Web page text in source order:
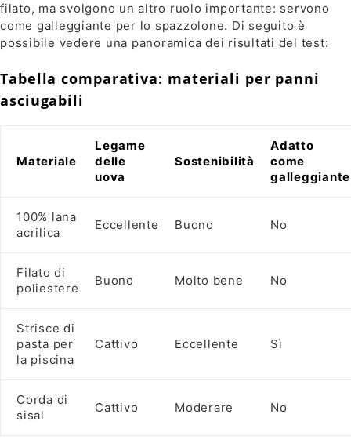
filato, ma svolgono un altro ruolo importante: servono
come galleggiante per lo spazzolone. Di seguito è
possibile vedere una panoramica dei risultati del test:
Tabella comparativa: materiali per panni
asciugabili
Materiale
Legame
delle
uova
Sostenibilità
Adatto
come
galleggiante
100% lana
acrilica
Eccellente Buono No
Filato di
poliestere
Buono Molto bene No
Strisce di
pasta per
la piscina
Cattivo Eccellente Sì
Corda di
sisal
Cattivo Moderare No